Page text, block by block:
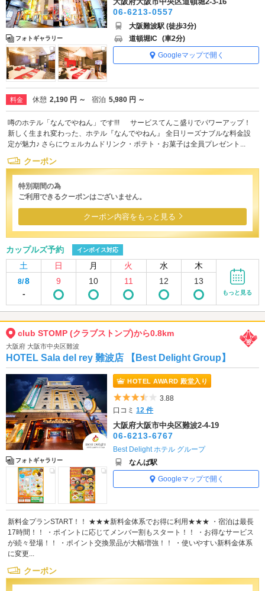
フォトギャラリー
06-6213-0557
大阪難波駅 (徒歩3分)
道頓堀IC (車2分)
Googleマップで開く
料金 休憩 2,190 円 ～ 宿泊 5,980 円 ～
噂のホテル「なんでやねん」です!!! サービスてんこ盛りでパワーアップ！
新しく生まれ変わった、ホテル『なんでやねん』 全日リーズナブルな料金設
定が魅力♪ さらにウェルカムドリンク・ポテト・お菓子は全員プレゼント...
クーポン
特別期間の為
ご利用できるクーポンはございません。
クーポン内容をもっと見る
カップルズ予約 インボイス対応
土 日 月 火 水 木
8/8
-
9 10 11 12 13
もっと見る
club STOMP (クラブストンプ)から0.8km
大阪府 大阪市中央区難波
HOTEL Sala del rey 難波店 【Best Delight Group】
フォトギャラリー
HOTEL AWARD 殿堂入り
5つ星のうち3.5
3.88
口コミ12 件
大阪府大阪市中央区難波2-4-19
06-6213-6767
Best Delight ホテル グループ
なんば駅
Googleマップで開く
新料金プランSTART！！ ★★★新料金体系でお得に利用★★★ ・宿泊は最長
17時間！！ ・ポイントに応じてメンバー割もスタート！！ ・お得なサービス
が続々登場！！ ・ポイント交換景品が大幅増強！！ ・使いやすい新料金体系
に変更...
クーポン